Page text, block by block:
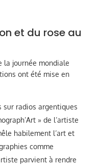
et du rose au
la journée mondiale
ont été mise en
sur radios argentiques
» de l’artiste
habilement l’art et
comme
parvient à rendre